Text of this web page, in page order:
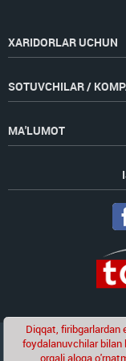
XARIDORLAR UCHUN
SOTUVCHILAR /
MA'LUMOT
Golden
Diqqat, firibgarlardan
foydalanuvchilar bilan
orqali aloqa